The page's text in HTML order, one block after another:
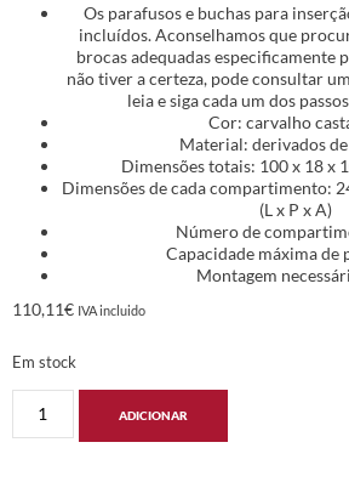
Os parafusos e buchas para
incluídos. Aconselhamos que
brocas adequadas especificamente
não tiver a certeza, pode consultar
leia e siga cada um dos
Cor: carvalho
Material: derivados
Dimensões totais: 100 x 18 x
Dimensões de cada compartimento:
(L x P x A)
Número de
Capacidade máxima de
Montagem
110,11€ IVA incluido
Em stock
ADICIONAR